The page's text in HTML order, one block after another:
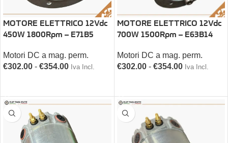
MOTORE ELETTRICO 12Vdc
450W 1800Rpm – E71B5
Motori DC a mag. perm.
€302.00 - €354.00 Iva Incl.
MOTORE ELETTRICO 12Vdc
700W 1500Rpm – E63B14
Motori DC a mag. perm.
€302.00 - €354.00 Iva Incl.